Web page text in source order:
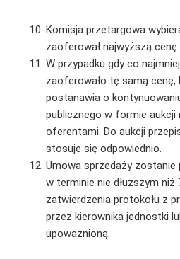
Komisja przetargowa
zaoferował najwyższą cenę.
W przypadku gdy co
zaoferowało tę samą
postanawia o
publicznego w formie aukcji
oferentami. Do aukcji
stosuje się odpowiednio.
Umowa sprzedaży zostanie
w terminie nie dłuższym niż
zatwierdzenia protokołu z
przez kierownika jednostki
upoważnioną.